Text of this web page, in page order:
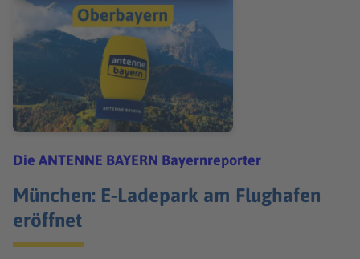
Die ANTENNE BAYERN Bayernreporter
München: E-Ladepark am Flughafen
eröffnet